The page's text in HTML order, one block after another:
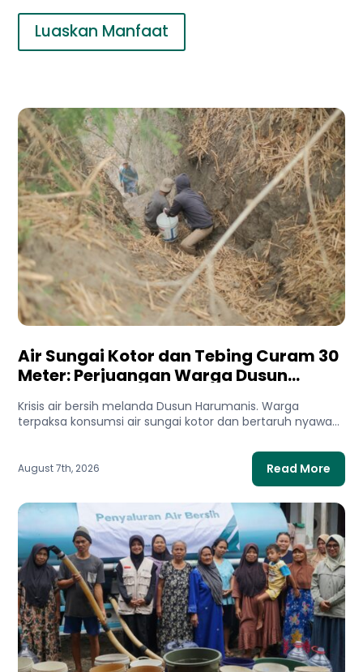
Luaskan Manfaat
Air Sungai Kotor dan Tebing Curam 30
Meter: Perjuangan Warga Dusun
Krisis air bersih melanda Dusun Harumanis. Warga
terpaksa konsumsi air sungai kotor dan bertaruh nyawa
August 7th, 2026 Read More